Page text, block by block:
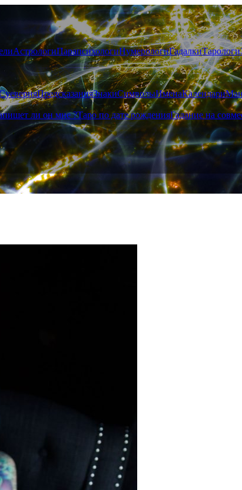
АстрологиПарапсихологиНумерологиГадалкиТарологи
ПредсказанияЗнакиСимволыИменаКалендари
ли он мне ?Таро по дате рожденияГадание на